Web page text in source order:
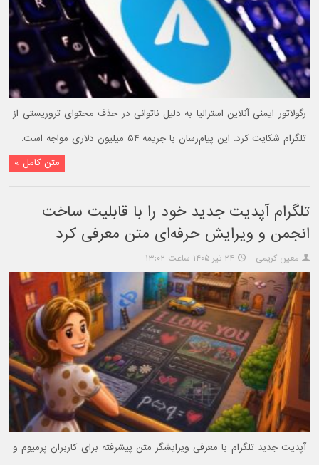
رگولاتور ایمنی آنلاین استرالیا به دلیل ناتوانی در حذف محتوای تروریستی از
تلگرام شکایت کرد. این پیام‌رسان با جریمه ۵۴ میلیون دلاری مواجه است.
متن کامل »
تلگرام آپدیت جدید خود را با قابلیت ساخت
انجمن و ویرایش حرفه‌ای متن معرفی کرد
معین کریمی ۲۴ تیر ۱۴۰۵ ساعت ۱۳:۰۲
آپدیت جدید تلگرام با معرفی ویرایشگر متن پیشرفته برای کاربران پرمیوم و